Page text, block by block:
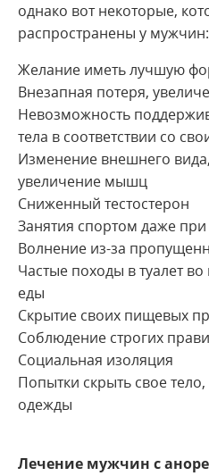
однако вот некоторые,
распространены у мужчин:
Желание иметь лучшую
Внезапная потеря,
Невозможность
тела в соответствии со
Изменение внешнего
увеличение мышц
Сниженный тестостерон
Занятия спортом даже
Волнение из-за
Частые походы в туалет
еды
Скрытие своих пищевых
Соблюдение строгих
Социальная изоляция
Попытки скрыть свое
одежды
Лечение мужчин с